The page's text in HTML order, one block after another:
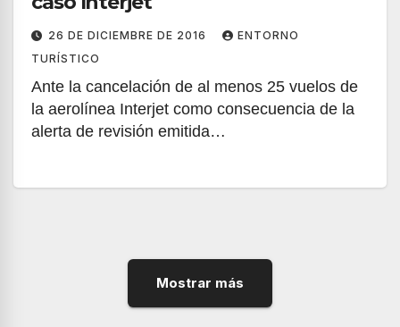
26 DE DICIEMBRE DE 2016
ENTORNO
TURÍSTICO
Ante la cancelación de al menos 25 vuelos de
la aerolínea Interjet como consecuencia de la
alerta de revisión emitida…
Mostrar más